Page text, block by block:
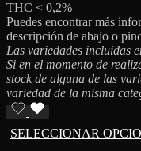
THC < 0,2%
Puedes encontrar más
descripción de abajo o
Las variedades incluidas
Si en el momento de
stock de alguna de las
variedad de la misma
SELECCIONAR